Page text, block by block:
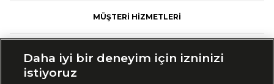
MÜŞTERİ HİZMETLERİ
Daha iyi bir deneyim için izninizi
istiyoruz